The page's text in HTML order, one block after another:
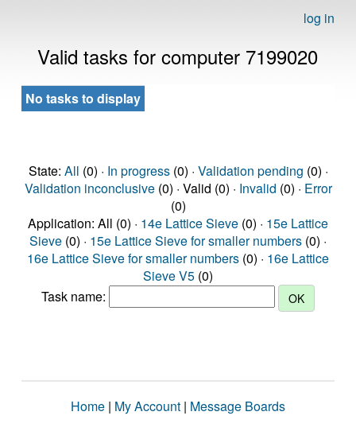
log in
Valid tasks for computer 7199020
No tasks to display
State: All (0) · In progress(0) · Validation pending (0) ·
Validation inconclusive(0) · Valid (0) · Invalid (0) · Error
(0)
Application: All (0) · 14e Lattice Sieve (0) · 15e Lattice
Sieve (0) · 15e Lattice Sieve for smaller numbers (0) ·
16e Lattice Sieve for smaller numbers (0) · 16e Lattice
Sieve V5 (0)
Task name:
Home | My Account | Message Boards